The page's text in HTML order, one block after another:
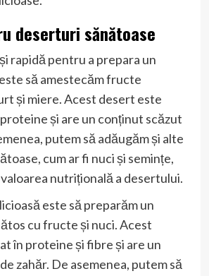
deserturi sănătoase
rapidă pentru a prepara un
să amestecăm fructe
și miere. Acest desert este
și are un conținut scăzut
putem să adăugăm și alte
cum ar fi nuci și semințe,
nutrițională a desertului.
este să preparăm un
cu fructe și nuci. Acest
în proteine și fibre și are un
zahăr. De asemenea, putem să